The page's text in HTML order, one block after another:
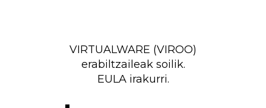
VIRTUALWARE (VIROO)
erabiltzaileak soilik.
EULA irakurri.